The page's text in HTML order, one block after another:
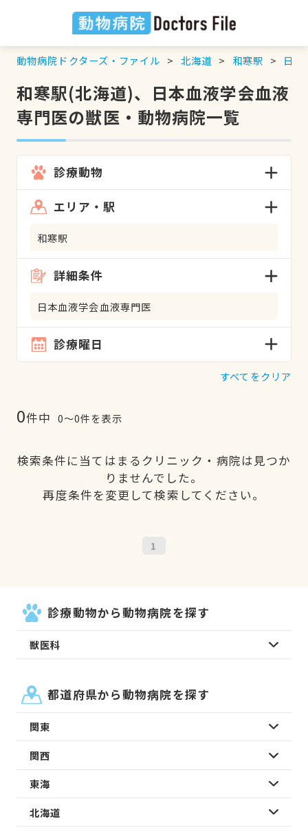
動物病院ドクターズ・ファイル 北海道 和寒駅 日本
和寒駅(北海道)、日本血液学会血液
専門医の獣医・動物病院一覧
診療動物
エリア・駅
和寒駅
詳細条件
日本血液学会血液専門医
診療曜日
すべてをクリア
0件中 0〜0件を表示
検索条件に当てはまるクリニック・病院は見つか
りませんでした。
再度条件を変更して検索してください。
1
診療動物から動物病院を探す
獣医科
都道府県から動物病院を探す
関東
関西
東海
北海道